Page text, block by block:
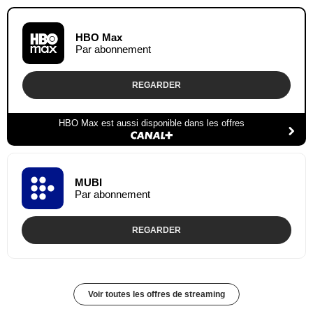
HBO Max
Par abonnement
REGARDER
HBO Max est aussi disponible dans les offres
MUBI
Par abonnement
REGARDER
Voir toutes les offres de streaming